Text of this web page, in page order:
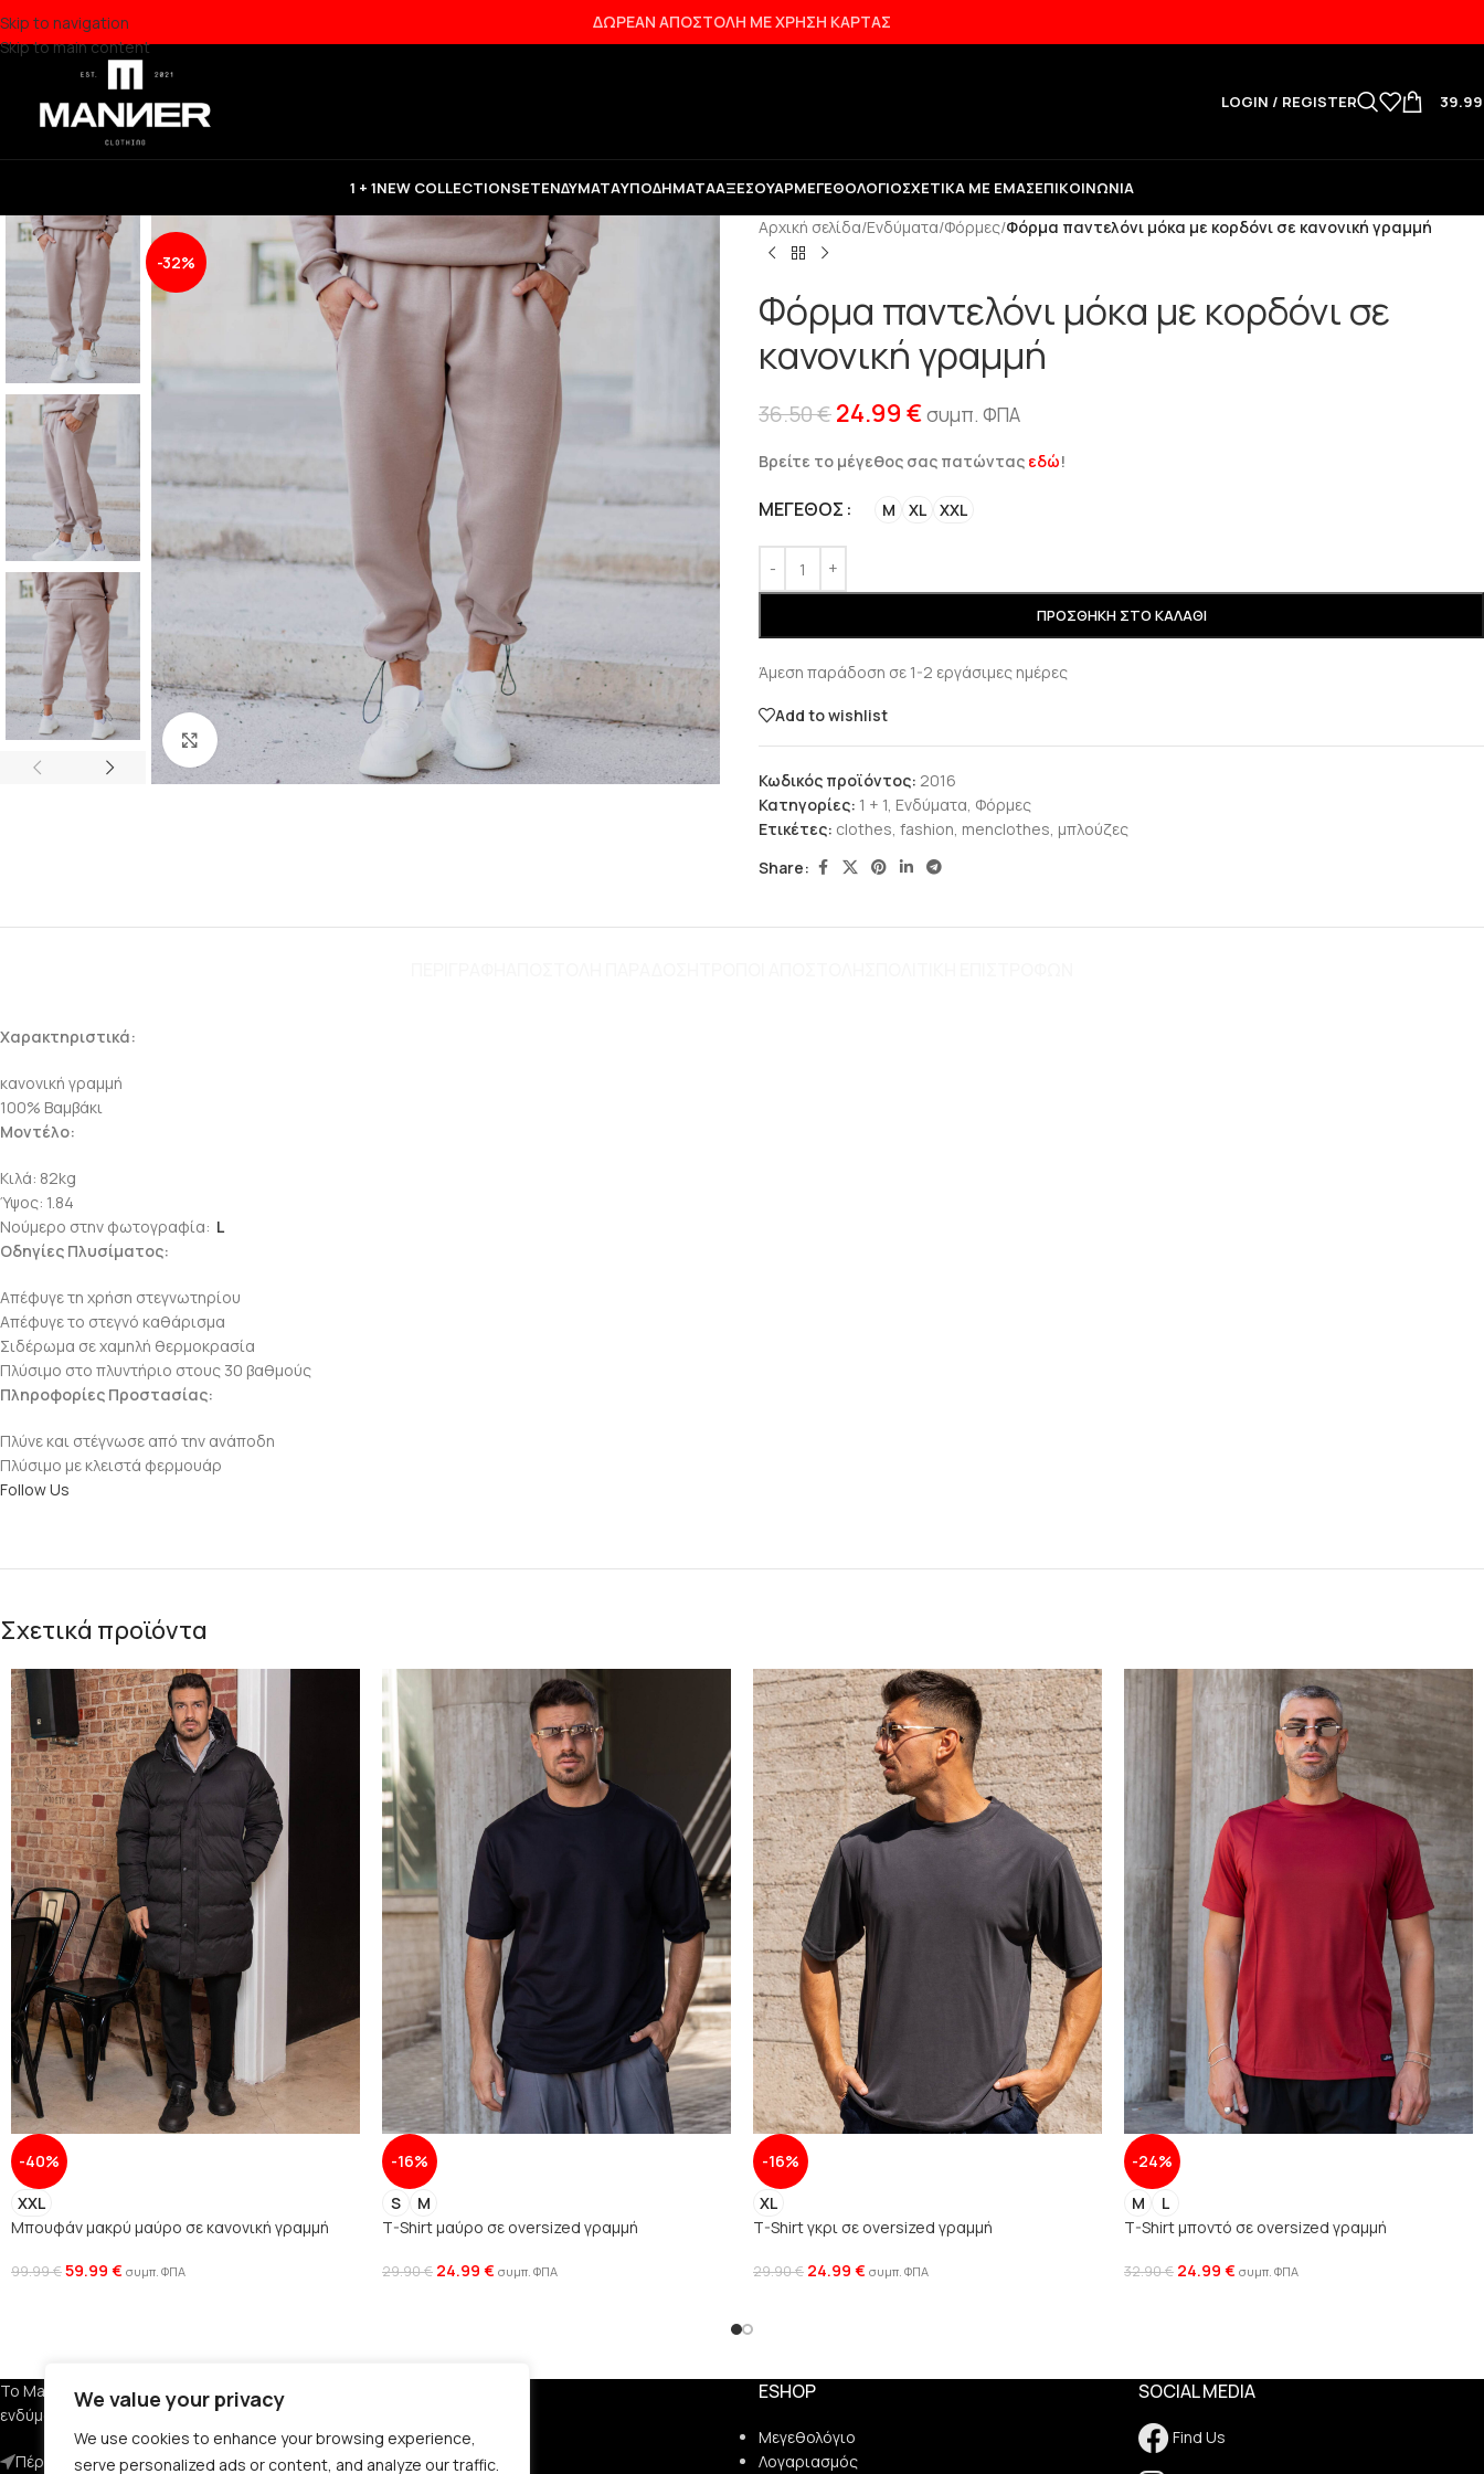
We value your privacy
We use cookies to enhance your browsing experience,
serve personalized ads or content, and analyze our traffic.
Skip to navigation
Skip to main content
ΔΩΡΕΑΝ ΑΠΟΣΤΟΛΗ ΜΕ ΧΡΗΣΗ ΚΑΡΤΑΣ
LOGIN / REGISTER
1 + 1NEW COLLECTIONSETΕΝΔΎΜΑΤΑΥΠΟΔΉΜΑΤΑΑΞΕΣΟΥΆΡΜΕΓΕΘΟΛΌΓΙΟΣΧΕΤΙΚΆ ΜΕ ΕΜΆΣΕΠΙΚΟΙΝΩΝΊΑ
-32%
Click to enlarge
Αρχική σελίδα/Ενδύματα/Φόρμες/Φόρμα παντελόνι μόκα με κορδόνι σε κανονική γραμμή
Φόρμα παντελόνι μόκα με κορδόνι σε
κανονική γραμμή
36.50€24.99 €συμπ. ΦΠΑ
Βρείτε το μέγεθος σας πατώντας εδώ!
ΜΈΓΕΘΟΣ M XL XXL
ΠΡΟΣΘΉΚΗ ΣΤΟ ΚΑΛΆΘΙ
Άμεση παράδοση σε 1-2 εργάσιμες ημέρες
Add to wishlist
Κωδικός προϊόντος: 2016
Κατηγορίες: 1 + 1, Ενδύματα, Φόρμες
Ετικέτες: clothes, fashion, menclothes, μπλούζες
Share:
Χαρακτηριστικά:
κανονική γραμμή
100% Βαμβάκι
Μοντέλο:
Κιλά: 82kg
Ύψος: 1.84
Νούμερο στην φωτογραφία: L
Οδηγίες Πλυσίματος:
Απέφυγε τη χρήση στεγνωτηρίου
Απέφυγε το στεγνό καθάρισμα
Σιδέρωμα σε χαμηλή θερμοκρασία
Πλύσιμο στο πλυντήριο στους 30 βαθμούς
Πληροφορίες Προστασίας:
Πλύνε και στέγνωσε από την ανάποδη
Πλύσιμο με κλειστά φερμουάρ
Follow Us
Σχετικά προϊόντα
-40%
XXL
Μπουφάν μακρύ μαύρο σε κανονική γραμμή
99.99€59.99 € συμπ. ΦΠΑ
-16%
S
M
T-Shirt μαύρο σε oversized γραμμή
29.90€ 24.99 € συμπ. ΦΠΑ
-16%
XL
T-Shirt γκρι σε oversized γραμμή
29.90€ 24.99 € συμπ. ΦΠΑ
-24%
M
L
T-Shirt μποντό σε oversized γραμμή
32.90€ 24.99 € συμπ. ΦΠΑ
Το Manner Clothing διαθέτει ανδρικά
ενδύματα, υποδήματα και αξεσουάρ.
Πέραν 29, Αμπελόκηπους 561 23
Σχετικά με Εμάς
Όροι Χρήσης
ESHOP
Μεγεθολόγιο
Λογαριασμός
SOCIAL MEDIA
Find Us